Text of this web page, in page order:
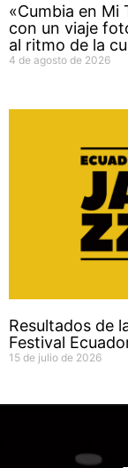
«Cumbia en Mi
con un viaje
al ritmo de la
4 de agosto de 2026
Resultados de
Festival
15 de julio de 2026